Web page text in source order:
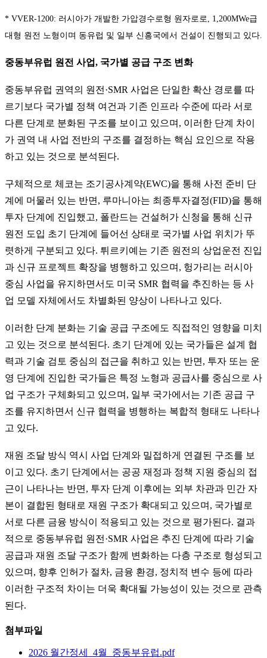
* VVER-1200: 러시아가 개발한 가압경수로형 원자로로, 1,200MWe급
대형 원전 노형이며 동유럽 및 일부 신흥국에서 건설이 진행되고 있다.
중동부유럽 원전 사업, 국가별 공급 구조 변화
중동부유럽 권역의 원전·SMR 사업은 단일한 확산 경로를 따
르기보다 국가별 정책 여건과 기존 인프라 수준에 따라 서로
다른 단계로 분화된 구조를 보이고 있으며, 이러한 단계 차이
가 권역 내 사업 전반의 구조를 결정하는 핵심 요인으로 작용
하고 있는 것으로 분석된다.
구체적으로 체코는 조기공사계약(EWC)을 통해 사전 준비 단
계에 머물러 있는 반면, 루마니아는 최종투자결정(FID)을 통해
투자 단계에 진입했고, 폴란드는 건설허가 신청을 통해 신규
원전 도입 초기 단계에 들어선 상태로 국가별 사업 위치가 뚜
렷하게 구분되고 있다. 튀르키예는 기존 원전의 상업운전 진입
과 신규 프로젝트 확장을 병행하고 있으며, 헝가리는 러시아
중심 사업을 유지하면서도 미국 SMR 협력을 추진하는 등 사
업 모델 자체에서도 차별화된 양상이 나타나고 있다.
이러한 단계 분화는 기술 공급 구조에도 직접적인 영향을 미치
고 있는 것으로 분석된다. 초기 단계에 있는 국가들은 설계 협
력과 기술 검토 중심의 접근을 취하고 있는 반면, 투자 또는 운
영 단계에 진입한 국가들은 특정 노형과 공급사를 중심으로 사
업 구조가 구체화되고 있으며, 일부 국가에서는 기존 공급 구
조를 유지하면서 신규 협력을 병행하는 복합적 형태도 나타나
고 있다.
재원 조달 방식 역시 사업 단계와 밀접하게 연결된 구조를 보
이고 있다. 초기 단계에서는 공공 재정과 정책 지원 중심의 접
근이 나타나는 반면, 투자 단계 이후에는 외부 차관과 민간 자
본이 결합된 형태로 재원 구조가 확대되고 있으며, 국가별로
서로 다른 금융 방식이 적용되고 있는 것으로 평가된다. 결과
적으로 중동부유럽 원전·SMR 사업은 추진 단계에 따라 기술
공급과 재원 조달 구조가 함께 변화하는 다층 구조로 형성되고
있으며, 향후 인허가 절차, 금융 환경, 정치적 변수 등에 따라
이러한 구조적 차이는 더욱 확대될 가능성이 있는 것으로 관측
된다.
첨부파일
2026 월간정세_4월_중동부유럽.pdf